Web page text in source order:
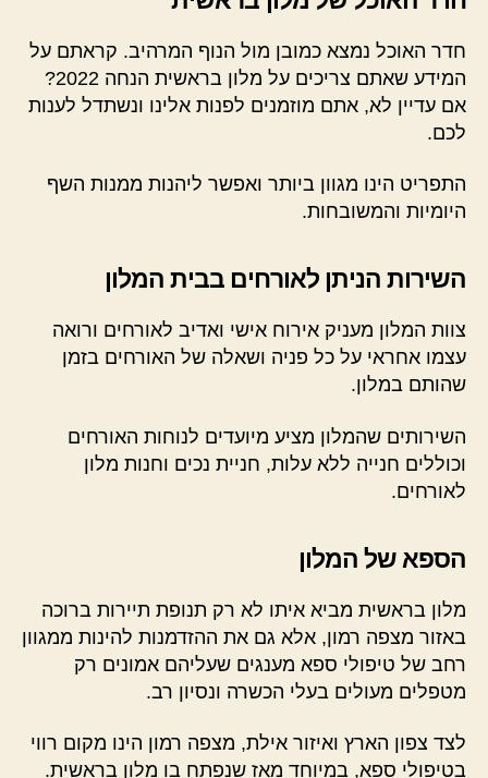
חדר האוכל נמצא כמובן מול הנוף המרהיב. קראתם על
המידע שאתם צריכים על מלון בראשית הנחה 2022?
אם עדיין לא, אתם מוזמנים לפנות אלינו ונשתדל לענות
לכם.
התפריט הינו מגוון ביותר ואפשר ליהנות ממנות השף
היומיות והמשובחות.
השירות הניתן לאורחים בבית המלון
צוות המלון מעניק אירוח אישי ואדיב לאורחים ורואה
עצמו אחראי על כל פניה ושאלה של האורחים בזמן
שהותם במלון.
השירותים שהמלון מציע מיועדים לנוחות האורחים
וכוללים חנייה ללא עלות, חניית נכים וחנות מלון
לאורחים.
הספא של המלון
מלון בראשית מביא איתו לא רק תנופת תיירות ברוכה
באזור מצפה רמון, אלא גם את ההזדמנות להינות ממגוון
רחב של טיפולי ספא מענגים שעליהם אמונים רק
מטפלים מעולים בעלי הכשרה ונסיון רב.
לצד צפון הארץ ואיזור אילת, מצפה רמון הינו מקום רווי
בטיפולי ספא, במיוחד מאז שנפתח בו מלון בראשית.